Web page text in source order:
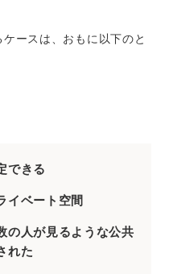
ースは、おもに以下のと
できる
イベート空間
の人が見るような公共
れた